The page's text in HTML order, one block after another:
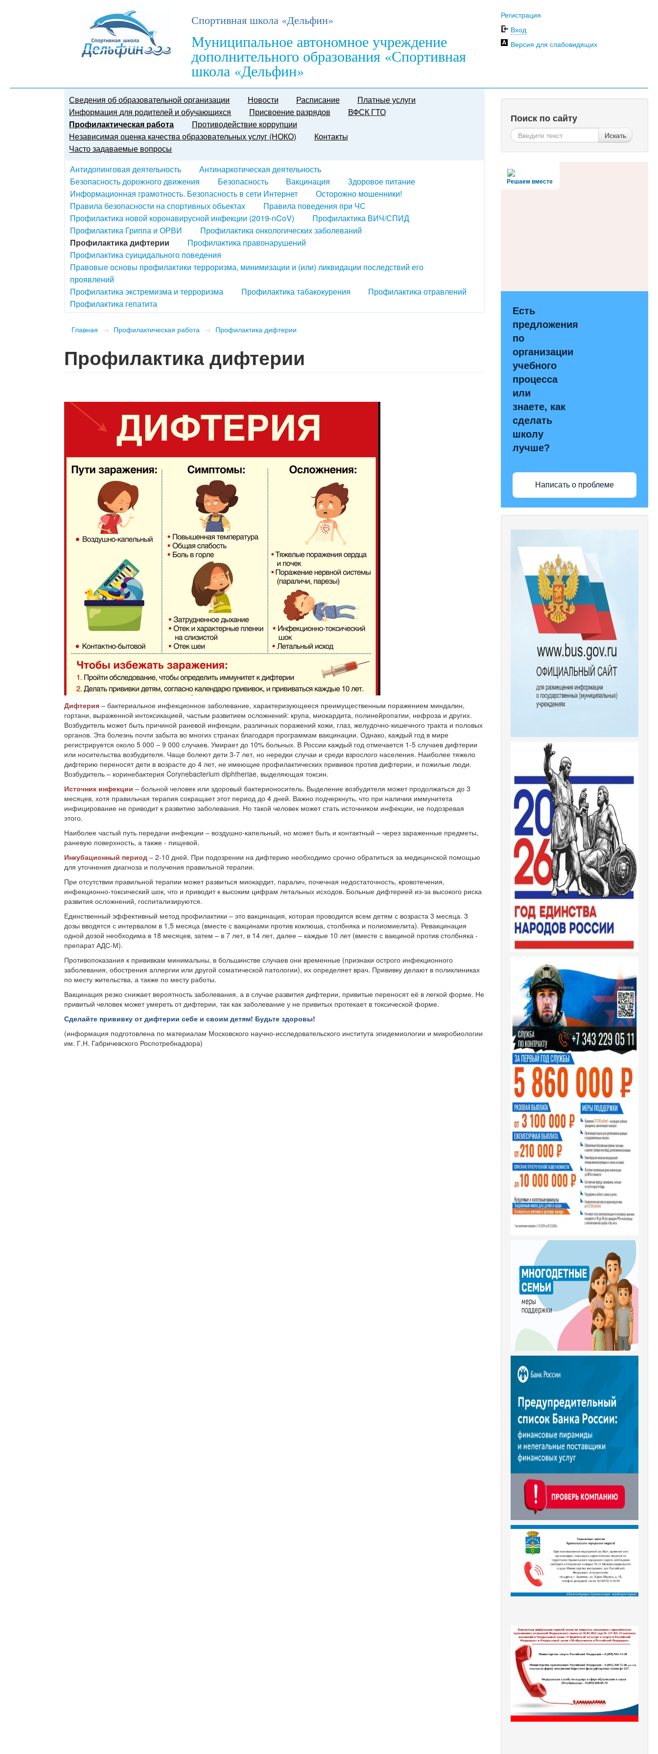
Спортивная школа «Дельфин»
Муниципальное автономное учреждение
дополнительного образования «Спортивная
школа «Дельфин»
Регистрация
Вход
Версия для слабовидящих
Сведения об образовательной организации Новости Расписание
Платные услуги
Информация для родителей и обучающихся
Присвоение разрядов
ВФСК ГТО
Профилактическая работа
Противодействие коррупции
Независимая оценка качества образовательных услуг (НОКО)
Контакты
Часто задаваемые вопросы
Антидопинговая деятельность
Антинаркотическая деятельность
Безопасность дорожного движения
Безопасность Вакцинация
Здоровое питание
Информационная грамотность. Безопасность в сети Интернет
Осторожно мошенники!
Правила безопасности на спортивных объектах
Правила поведения при ЧС
Профилактика новой коронавирусной инфекции (2019-nCoV)
Профилактика ВИЧ/СПИД
Профилактика Гриппа и ОРВИ
Профилактика онкологических заболеваний
Профилактика дифтерии
Профилактика правонарушений
Профилактика суицидального поведения
Правовые основы профилактики терроризма, минимизации и (или) ликвидации последствий его
проявлений
Профилактика экстремизма и терроризма
Профилактика табакокурения
Профилактика отравлений
Профилактика гепатита
Главная → Профилактическая работа → Профилактика дифтерии
Профилактика дифтерии
Дифтерия – бактериальное инфекционное заболевание, характеризующееся преимущественным поражением миндалин,
гортани, выраженной интоксикацией, частым развитием осложнений: крупа, миокардита, полинейропатии, нефроза и других.
Возбудитель может быть причиной раневой инфекции, различных поражений кожи, глаз, желудочно-кишечного тракта и половых
органов. Эта болезнь почти забыта во многих странах благодаря программам вакцинации. Однако, каждый год в мире
регистрируется около 5 000 – 9 000 случаев. Умирает до 10% больных. В России каждый год отмечается 1-5 случаев дифтерии
или носительства возбудителя. Чаще болеют дети 3-7 лет, но нередки случаи и среди взрослого населения. Наиболее тяжело
дифтерию переносят дети в возрасте до 4 лет, не имеющие профилактических прививок против дифтерии, и пожилые люди.
Возбудитель – коринебактерия Corynebacterium diphtheriae, выделяющая токсин.
Источник инфекции – больной человек или здоровый бактерионоситель. Выделение возбудителя может продолжаться до 3
месяцев, хотя правильная терапия сокращает этот период до 4 дней. Важно подчеркнуть, что при наличии иммунитета
инфицирование не приводит к развитию заболевания. Но такой человек может стать источником инфекции, не подозревая
этого.
Наиболее частый путь передачи инфекции – воздушно-капельный, но может быть и контактный – через зараженные предметы,
раневую поверхность, а также - пищевой.
Инкубационный период – 2-10 дней. При подозрении на дифтерию необходимо срочно обратиться за медицинской помощью
для уточнения диагноза и получения правильной терапии.
При отсутствии правильной терапии может развиться миокардит, паралич, почечная недостаточность, кровотечения,
инфекционно-токсический шок, что и приводит к высоким цифрам летальных исходов. Больные дифтерией из-за высокого риска
развития осложнений, госпитализируются.
Единственный эффективный метод профилактики – это вакцинация, которая проводится всем детям с возраста 3 месяца. 3
дозы вводятся с интервалом в 1,5 месяца (вместе с вакцинами против коклюша, столбняка и полиомиелита). Ревакцинация
одной дозой необходима в 18 месяцев, затем – в 7 лет, в 14 лет, далее – каждые 10 лет (вместе с вакциной против столбняка -
препарат АДС-М).
Противопоказания к прививкам минимальны, в большинстве случаев они временные (признаки острого инфекционного
заболевания, обострения аллергии или другой соматической патологии), их определяет врач. Прививку делают в поликлиниках
по месту жительства, а также по месту работы.
Вакцинация резко снижает вероятность заболевания, а в случае развития дифтерии, привитые переносят её в легкой форме. Не
привитый человек может умереть от дифтерии, так как заболевание у не привитых протекает в токсической форме.
Сделайте прививку от дифтерии себе и своим детям! Будьте здоровы!
(информация подготовлена по материалам Московского научно-исследовательского института эпидемиологии и микробиологии
им. Г.Н. Габричевского Роспотребнадзора)
Поиск по сайту
Искать
Решаем вместе
Есть
предложения
по
организации
учебного
процесса
или
знаете, как
сделать
школу
лучше?
Написать о проблеме